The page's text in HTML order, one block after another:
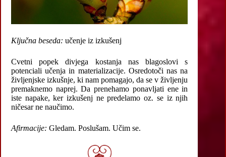
Ključna beseda: učenje iz izkušenj
Cvetni popek divjega kostanja nas blagoslovi s
potenciali učenja in materializacije. Osredotoči nas na
življenjske izkušnje, ki nam pomagajo, da se v življenju
premaknemo naprej. Da prenehamo ponavljati ene in
iste napake, ker izkušenj ne predelamo oz. se iz njih
ničesar ne naučimo.
Afirmacije: Gledam. Poslušam. Učim se.